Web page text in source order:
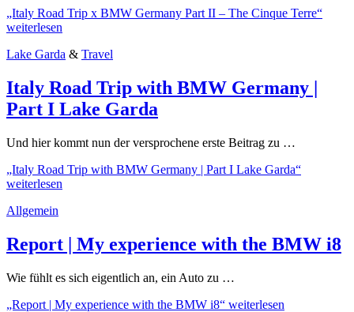
„Italy Road Trip x BMW Germany Part II – The Cinque Terre“
weiterlesen
Lake Garda & Travel
Italy Road Trip with BMW Germany |
Part I Lake Garda
Und hier kommt nun der versprochene erste Beitrag zu …
„Italy Road Trip with BMW Germany | Part I Lake Garda“
weiterlesen
Allgemein
Report | My experience with the BMW i8
Wie fühlt es sich eigentlich an, ein Auto zu …
„Report | My experience with the BMW i8“ weiterlesen